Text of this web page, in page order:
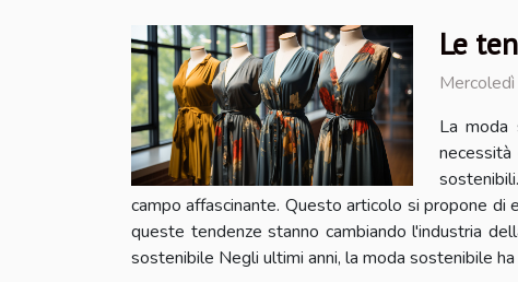
Le
La moda
campo affascinante. Questo articolo si propone
queste tendenze stanno cambiando l'industria
sostenibile Negli ultimi anni, la moda sostenibile